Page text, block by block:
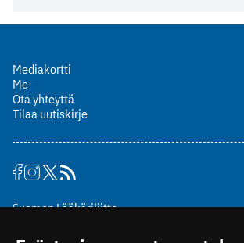
Mediakortti
Me
Ota yhteyttä
Tilaa uutiskirje
Suomen Lääkäriliitto